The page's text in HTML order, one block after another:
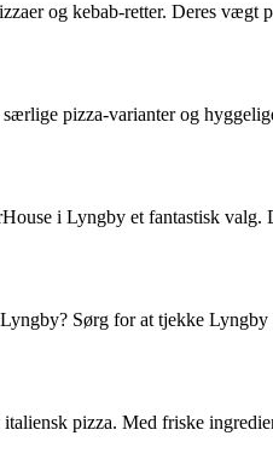
og kebab-retter. Deres
pizza-varianter og
i Lyngby et fantastisk
Sørg for at tjekke
pizza. Med friske